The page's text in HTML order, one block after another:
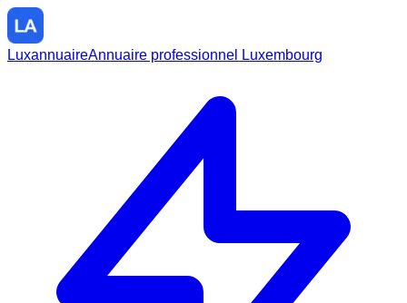
LuxannuaireAnnuaire professionnel Luxembourg